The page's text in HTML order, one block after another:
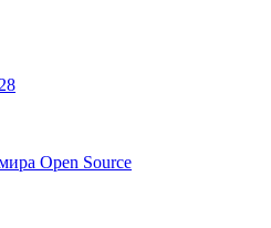
Open Source